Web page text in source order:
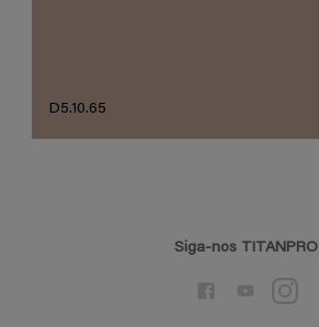
D5.10.65
Siga-nos TITANPRO